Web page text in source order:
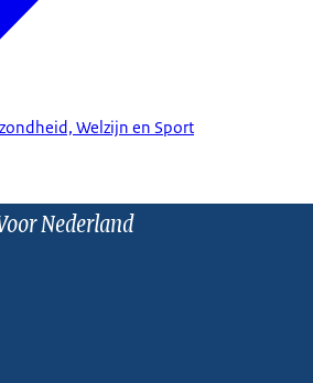
Welzijn en Sport
Nederland